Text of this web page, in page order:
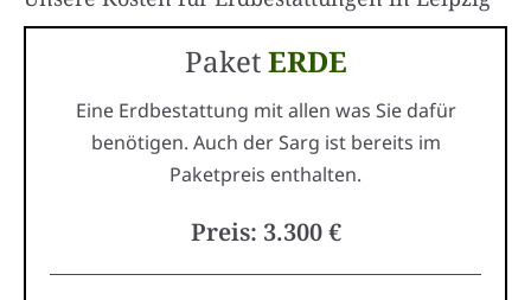
PaketERDE
Eine Erdbestattung mit allen was Sie dafür
benötigen. Auch der Sarg ist bereits im
Paketpreis enthalten.
Preis: 3.300 €